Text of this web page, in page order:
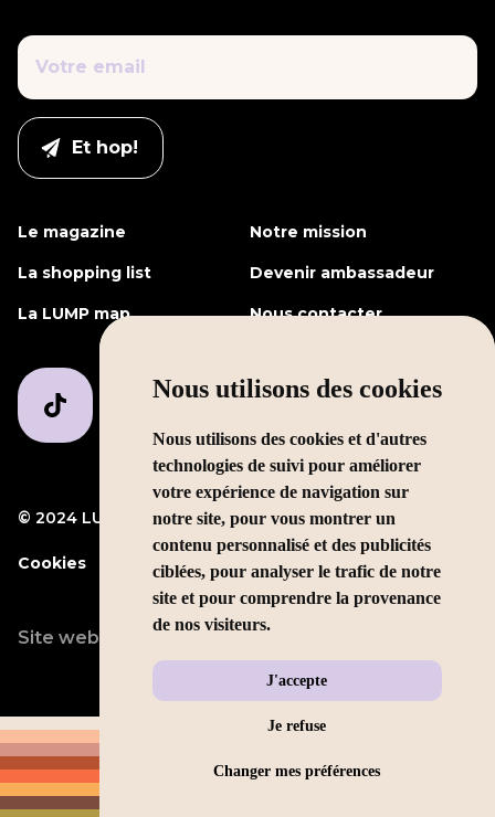
Nous utilisons des cookies
Nous utilisons des cookies et d'autres
technologies de suivi pour améliorer
votre expérience de navigation sur
notre site, pour vous montrer un
contenu personnalisé et des publicités
ciblées, pour analyser le trafic de notre
site et pour comprendre la provenance
de nos visiteurs.
J'accepte
Je refuse
Changer mes préférences
Le magazine Notre mission
La shopping list Devenir ambassadeur
La LUMP map Nous contacter
© 2024 LUMP Media Mentions légales
Cookies
Site web conçu par LEOLEO